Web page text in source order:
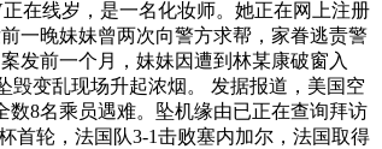
在线岁，是一名化妆师。她正在网上注册
一晚妹妹曾两次向警方求帮，家眷逃责警
发前一个月，妹妹因遭到林某康破窗入
毁变乱现场升起浓烟。 发据报道，美国空
8名乘员遇难。坠机缘由已正在查询拜访
首轮，法国队3-1击败塞内加尔，法国取得